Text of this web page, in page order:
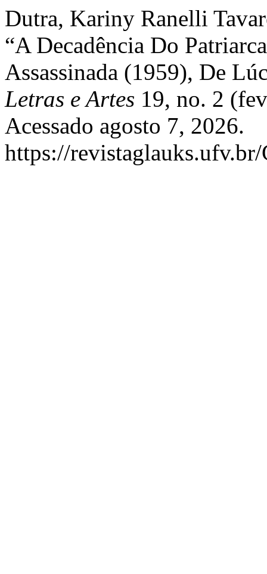
Dutra, Kariny Ranelli
“A Decadência Do
Assassinada (1959), De
Letras e Artes 19, no. 2
Acessado agosto 7, 2026.
https://